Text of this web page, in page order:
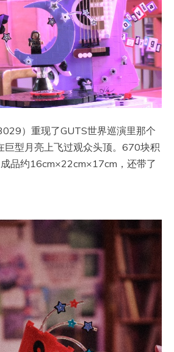
）重现了GUTS世界巡演里那个
巨型月亮上飞过观众头顶。670块积
品约16cm×22cm×17cm，还带了